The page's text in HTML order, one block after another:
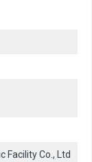
Facility Co., Ltd